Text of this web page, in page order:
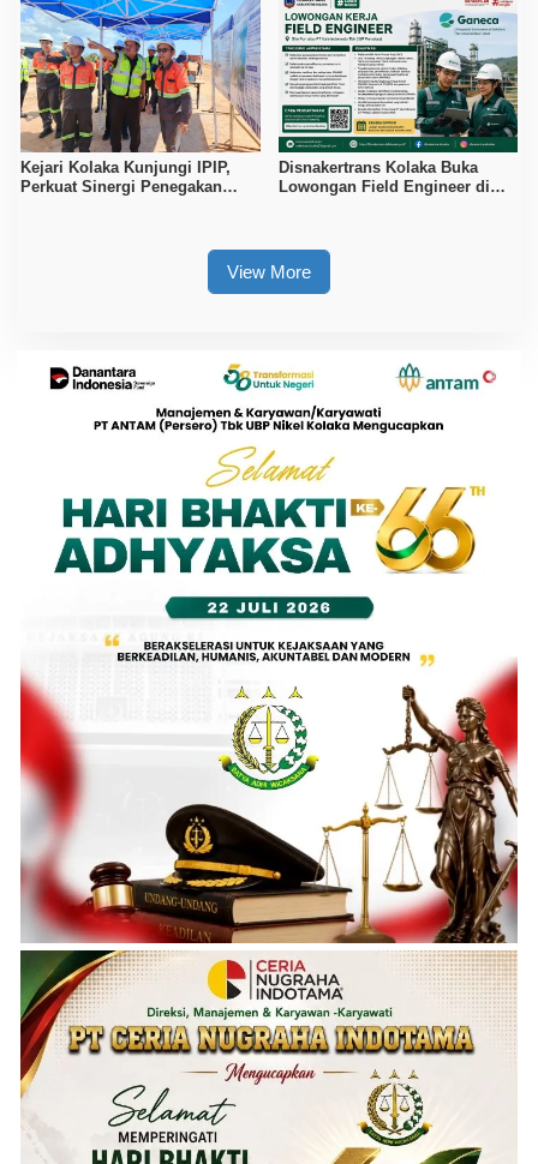
Kejari Kolaka Kunjungi IPIP,
Perkuat Sinergi Penegakan
Disnakertrans Kolaka Buka
Lowongan Field Engineer di
View More